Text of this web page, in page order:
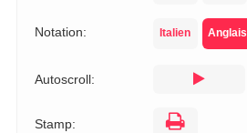
Notation: Italien Anglais
Autoscroll:
Stamp: